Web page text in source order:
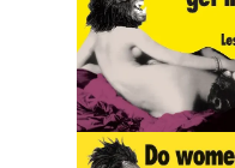
Не совсем.
постоянные